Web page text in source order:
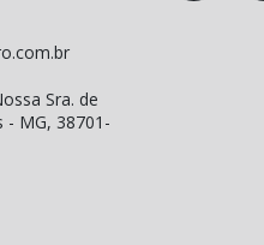
Sra. de
- MG, 38701-